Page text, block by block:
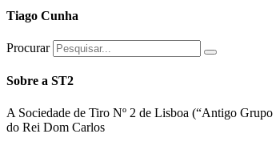
Tiago Cunha
Procurar
Sobre a ST2
A Sociedade de Tiro Nº 2 de Lisboa (“Antigo
do Rei Dom Carlos